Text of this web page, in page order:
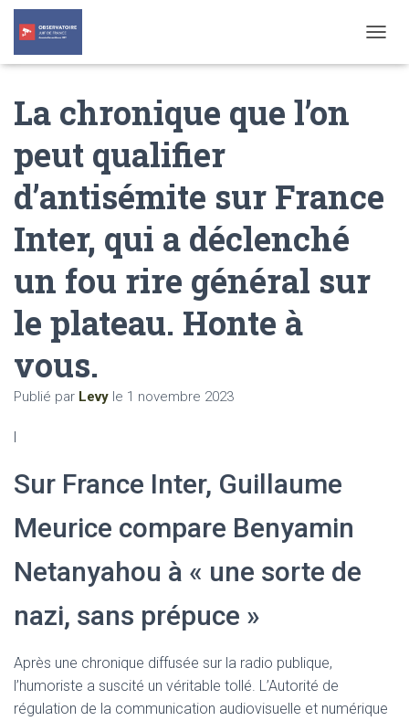
O
I
La chronique que l’on
peut qualifier
d’antisémite sur France
Inter, qui a déclenché
un fou rire général sur
le plateau. Honte à
vous.
Publié par Levy le 1 novembre 2023
l
Sur France Inter, Guillaume
Meurice compare Benyamin
Netanyahou à « une sorte de
nazi, sans prépuce »
Après une chronique diffusée sur la radio publique,
l’humoriste a suscité un véritable tollé. L’Autorité de
régulation de la communication audiovisuelle et numérique